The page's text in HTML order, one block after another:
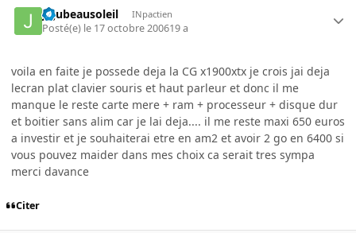
jujubeausoleil INpactien
Posté(e) le 17 octobre 200619 a
voila en faite je possede deja la CG x1900xtx je crois jai deja
lecran plat clavier souris et haut parleur et donc il me
manque le reste carte mere + ram + processeur + disque dur
et boitier sans alim car je lai deja.... il me reste maxi 650 euros
a investir et je souhaiterai etre en am2 et avoir 2 go en 6400 si
vous pouvez maider dans mes choix ca serait tres sympa
merci davance
Citer